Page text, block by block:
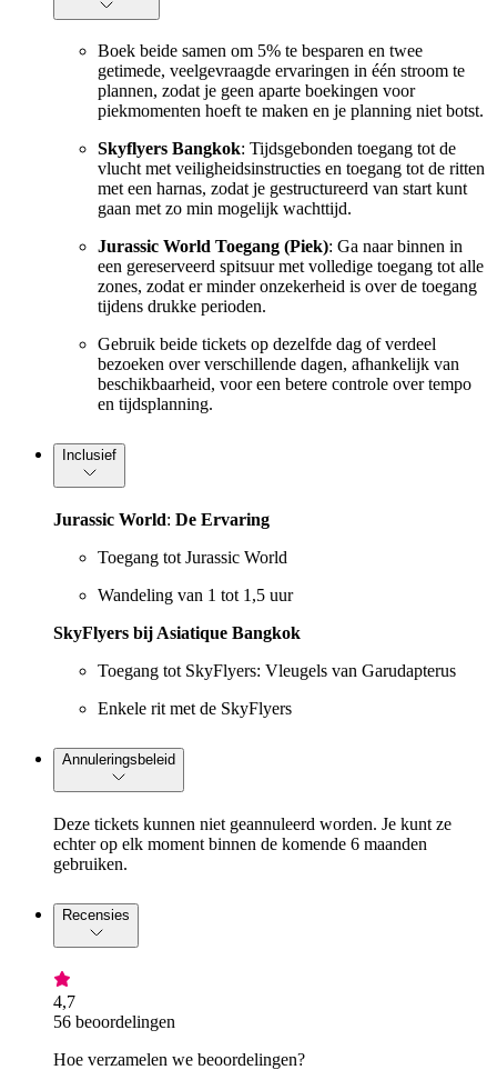
Boek beide samen om 5% te besparen en twee
getimede, veelgevraagde ervaringen in één stroom te
plannen, zodat je geen aparte boekingen voor
piekmomenten hoeft te maken en je planning niet botst.
Skyflyers Bangkok: Tijdsgebonden toegang tot de
vlucht met veiligheidsinstructies en toegang tot de ritten
met een harnas, zodat je gestructureerd van start kunt
gaan met zo min mogelijk wachttijd.
Jurassic World Toegang (Piek): Ga naar binnen in
een gereserveerd spitsuur met volledige toegang tot alle
zones, zodat er minder onzekerheid is over de toegang
tijdens drukke perioden.
Gebruik beide tickets op dezelfde dag of verdeel
bezoeken over verschillende dagen, afhankelijk van
beschikbaarheid, voor een betere controle over tempo
en tijdsplanning.
Inclusief
Jurassic World: De Ervaring
Toegang tot Jurassic World
Wandeling van 1 tot 1,5 uur
SkyFlyers bij Asiatique Bangkok
Toegang tot SkyFlyers: Vleugels van Garudapterus
Enkele rit met de SkyFlyers
Annuleringsbeleid
Deze tickets kunnen niet geannuleerd worden. Je kunt ze
echter op elk moment binnen de komende 6 maanden
gebruiken.
Recensies
4,7
56 beoordelingen
Hoe verzamelen we beoordelingen?